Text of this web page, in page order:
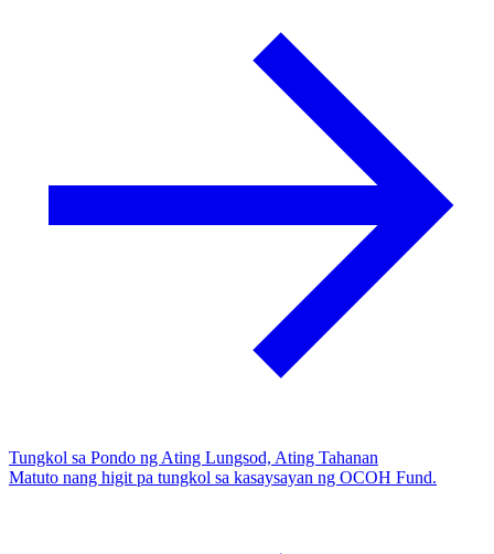
Tungkol sa Pondo ng Ating Lungsod, Ating Tahanan
Matuto nang higit pa tungkol sa kasaysayan ng OCOH Fund.